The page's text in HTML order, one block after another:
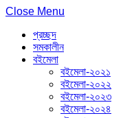
Close Menu
প্রচ্ছদ
সমকালীন
বইমেলা
বইমেলা-২০২১
বইমেলা-২০২২
বইমেলা-২০২৩
বইমেলা-২০২৪